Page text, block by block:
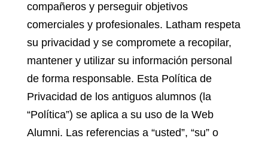
compañeros y perseguir objetivos
comerciales y profesionales. Latham respeta
su privacidad y se compromete a recopilar,
mantener y utilizar su información personal
de forma responsable. Esta Política de
Privacidad de los antiguos alumnos (la
“Política”) se aplica a su uso de la Web
Alumni. Las referencias a “usted”, “su” o